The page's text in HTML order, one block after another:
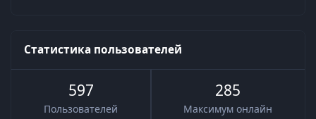
Статистика пользователей
597
Пользователей
285
Максимум онлайн